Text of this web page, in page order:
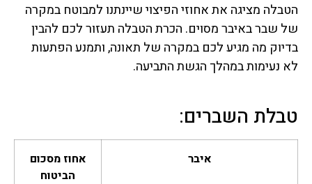
הטבלה מציגה את אחוזי הפיצוי שיינתנו למבוטח במקרה
של שבר באיבר מסוים. הכרת הטבלה תעזור לכם להבין
בדיוק מה מגיע לכם במקרה של תאונה, ותמנע הפתעות
לא נעימות במהלך הגשת התביעה.
טבלת השברים:
איבר
אחוז מסכום
הביטוח